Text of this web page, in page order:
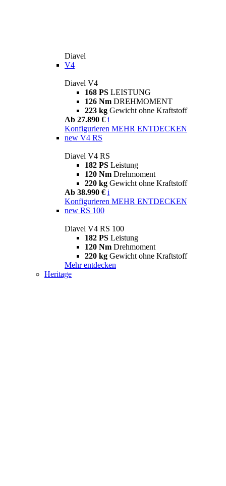
Diavel
V4
Diavel V4
168 PS LEISTUNG
126 Nm DREHMOMENT
223 kg Gewicht ohne Kraftstoff
Ab 27.890 € i
Konfigurieren MEHR ENTDECKEN
new V4 RS
Diavel V4 RS
182 PS Leistung
120 Nm Drehmoment
220 kg Gewicht ohne Kraftstoff
Ab 38.990 € i
Konfigurieren MEHR ENTDECKEN
new RS 100
Diavel V4 RS 100
182 PS Leistung
120 Nm Drehmoment
220 kg Gewicht ohne Kraftstoff
Mehr entdecken
Heritage